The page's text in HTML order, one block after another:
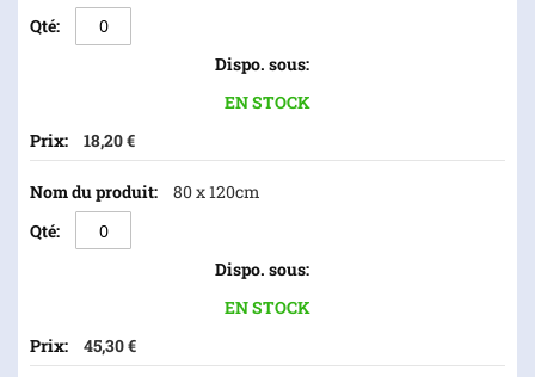
EN STOCK
18,20 €
80 x 120cm
EN STOCK
45,30 €